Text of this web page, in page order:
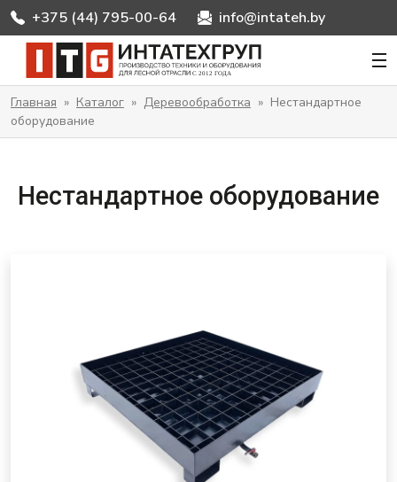
+375 (44) 795-00-64 info@intateh.by
ИНТАТЕХГРУП
Главная » Каталог » Деревообработка » Нестандартное
оборудование
Нестандартное оборудование